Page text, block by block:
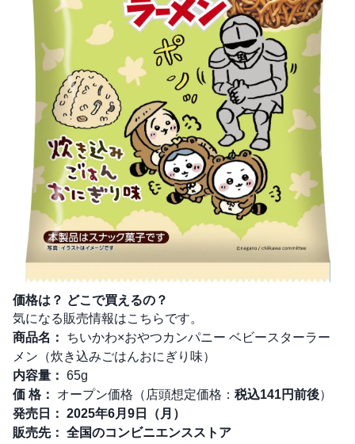
価格は？ どこで買えるの？
気になる販売情報はこちらです。
商品名：
ちいかわ×おやつカンパニー ベビースターラー
メン（炊き込みごはんおにぎり味）
内容量： 65g
価 格：
オープン価格（店頭想定価格： 税込141円前後）
発売日： 2025年6月9日（月）
販売先： 全国のコンビニエンスストア